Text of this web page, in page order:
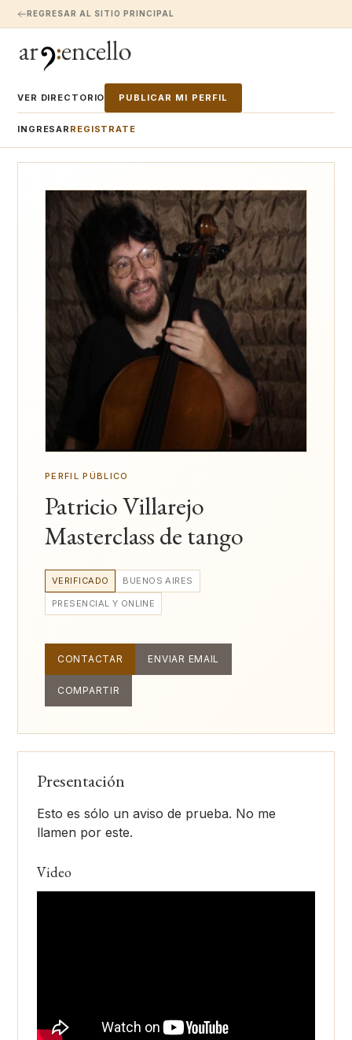
REGRESAR AL SITIO PRINCIPAL
VER DIRECTORIO PUBLICAR MI PERFIL
INGRESAR REGISTRATE
PERFIL PÚBLICO
Patricio Villarejo
Masterclass de tango
VERIFICADO BUENOS AIRES
PRESENCIAL Y ONLINE
CONTACTAR ENVIAR EMAIL
COMPARTIR
Presentación
Esto es sólo un aviso de prueba. No me
llamen por este.
Video